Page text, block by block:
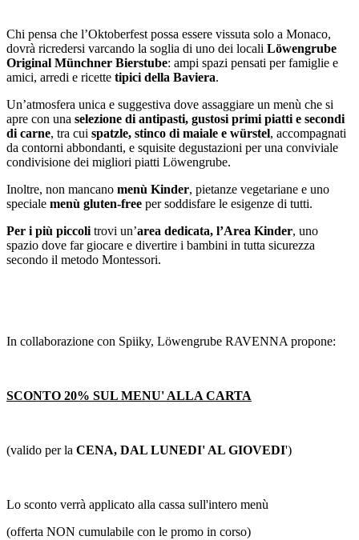
Chi pensa che l’Oktoberfest possa essere vissuta solo a Monaco,
dovrà ricredersi varcando la soglia di uno dei locali Löwengrube
Original Münchner Bierstube: ampi spazi pensati per famiglie e
amici, arredi e ricette tipici della Baviera.
Un’atmosfera unica e suggestiva dove assaggiare un menù che si
apre con una selezione di antipasti, gustosi primi piatti e secondi
di carne, tra cui spatzle, stinco di maiale e würstel, accompagnati
da contorni abbondanti, e squisite degustazioni per una conviviale
condivisione dei migliori piatti Löwengrube.
Inoltre, non mancano menù Kinder, pietanze vegetariane e uno
speciale menù gluten-free per soddisfare le esigenze di tutti.
Per i più piccoli trovi un’area dedicata, l’Area Kinder, uno
spazio dove far giocare e divertire i bambini in tutta sicurezza
secondo il metodo Montessori.
In collaborazione con Spiiky, Löwengrube RAVENNA propone:
SCONTO 20% SUL MENU' ALLA CARTA
(valido per la CENA, DAL LUNEDI' AL GIOVEDI')
Lo sconto verrà applicato alla cassa sull'intero menù
(offerta NON cumulabile con le promo in corso)